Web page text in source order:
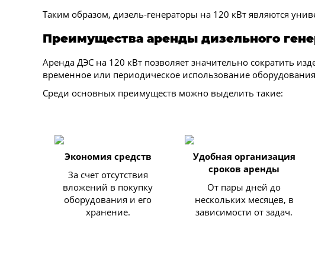
Таким образом, дизель-генераторы на 120 кВт являются
Преимущества аренды дизельного
Аренда ДЭС на 120 кВт позволяет значительно сократить
временное или периодическое использование
Среди основных преимуществ можно выделить такие:
Экономия средств
За счет отсутствия
вложений в покупку
оборудования и его
хранение.
Удобная организация
сроков аренды
От пары дней до
нескольких месяцев, в
зависимости от задач.